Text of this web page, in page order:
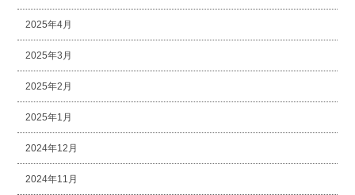
2025年4月
2025年3月
2025年2月
2025年1月
2024年12月
2024年11月